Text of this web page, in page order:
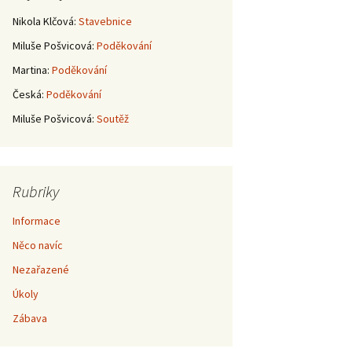
Nikola Klčová: Stavebnice
Miluše Pošvicová: Poděkování
Martina: Poděkování
Česká: Poděkování
Miluše Pošvicová: Soutěž
Rubriky
Informace
Něco navíc
Nezařazené
Úkoly
Zábava